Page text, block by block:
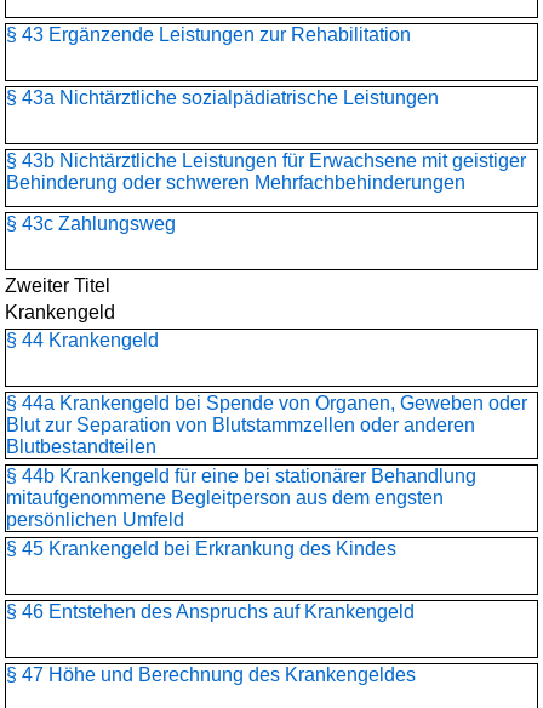
§ 43 Ergänzende Leistungen zur Rehabilitation
§ 43a Nichtärztliche sozialpädiatrische Leistungen
§ 43b Nichtärztliche Leistungen für Erwachsene mit geistiger
Behinderung oder schweren Mehrfachbehinderungen
§ 43c Zahlungsweg
Zweiter Titel
Krankengeld
§ 44 Krankengeld
§ 44a Krankengeld bei Spende von Organen, Geweben oder
Blut zur Separation von Blutstammzellen oder anderen
Blutbestandteilen
§ 44b Krankengeld für eine bei stationärer Behandlung
mitaufgenommene Begleitperson aus dem engsten
persönlichen Umfeld
§ 45 Krankengeld bei Erkrankung des Kindes
§ 46 Entstehen des Anspruchs auf Krankengeld
§ 47 Höhe und Berechnung des Krankengeldes